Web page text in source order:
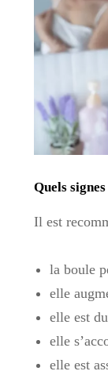
Quels
Il est
la boule
elle
elle est
elle
elle est